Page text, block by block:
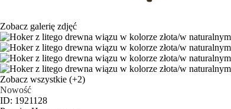
Zobacz galerię zdjęć
Zobacz wszystkie (+2)
Nowość
ID: 1921128